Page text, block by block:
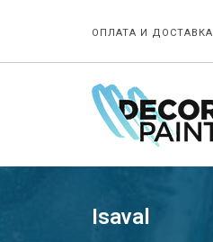
ОПЛАТА И ДОСТАВКА
Isaval